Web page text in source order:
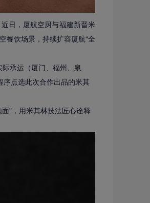
日，厦航空厨与福建新晋米
饮场景，持续扩容厦航“全
承运（厦门、福州、泉
点选此次合作出品的米其
”，用米其林技法匠心诠释